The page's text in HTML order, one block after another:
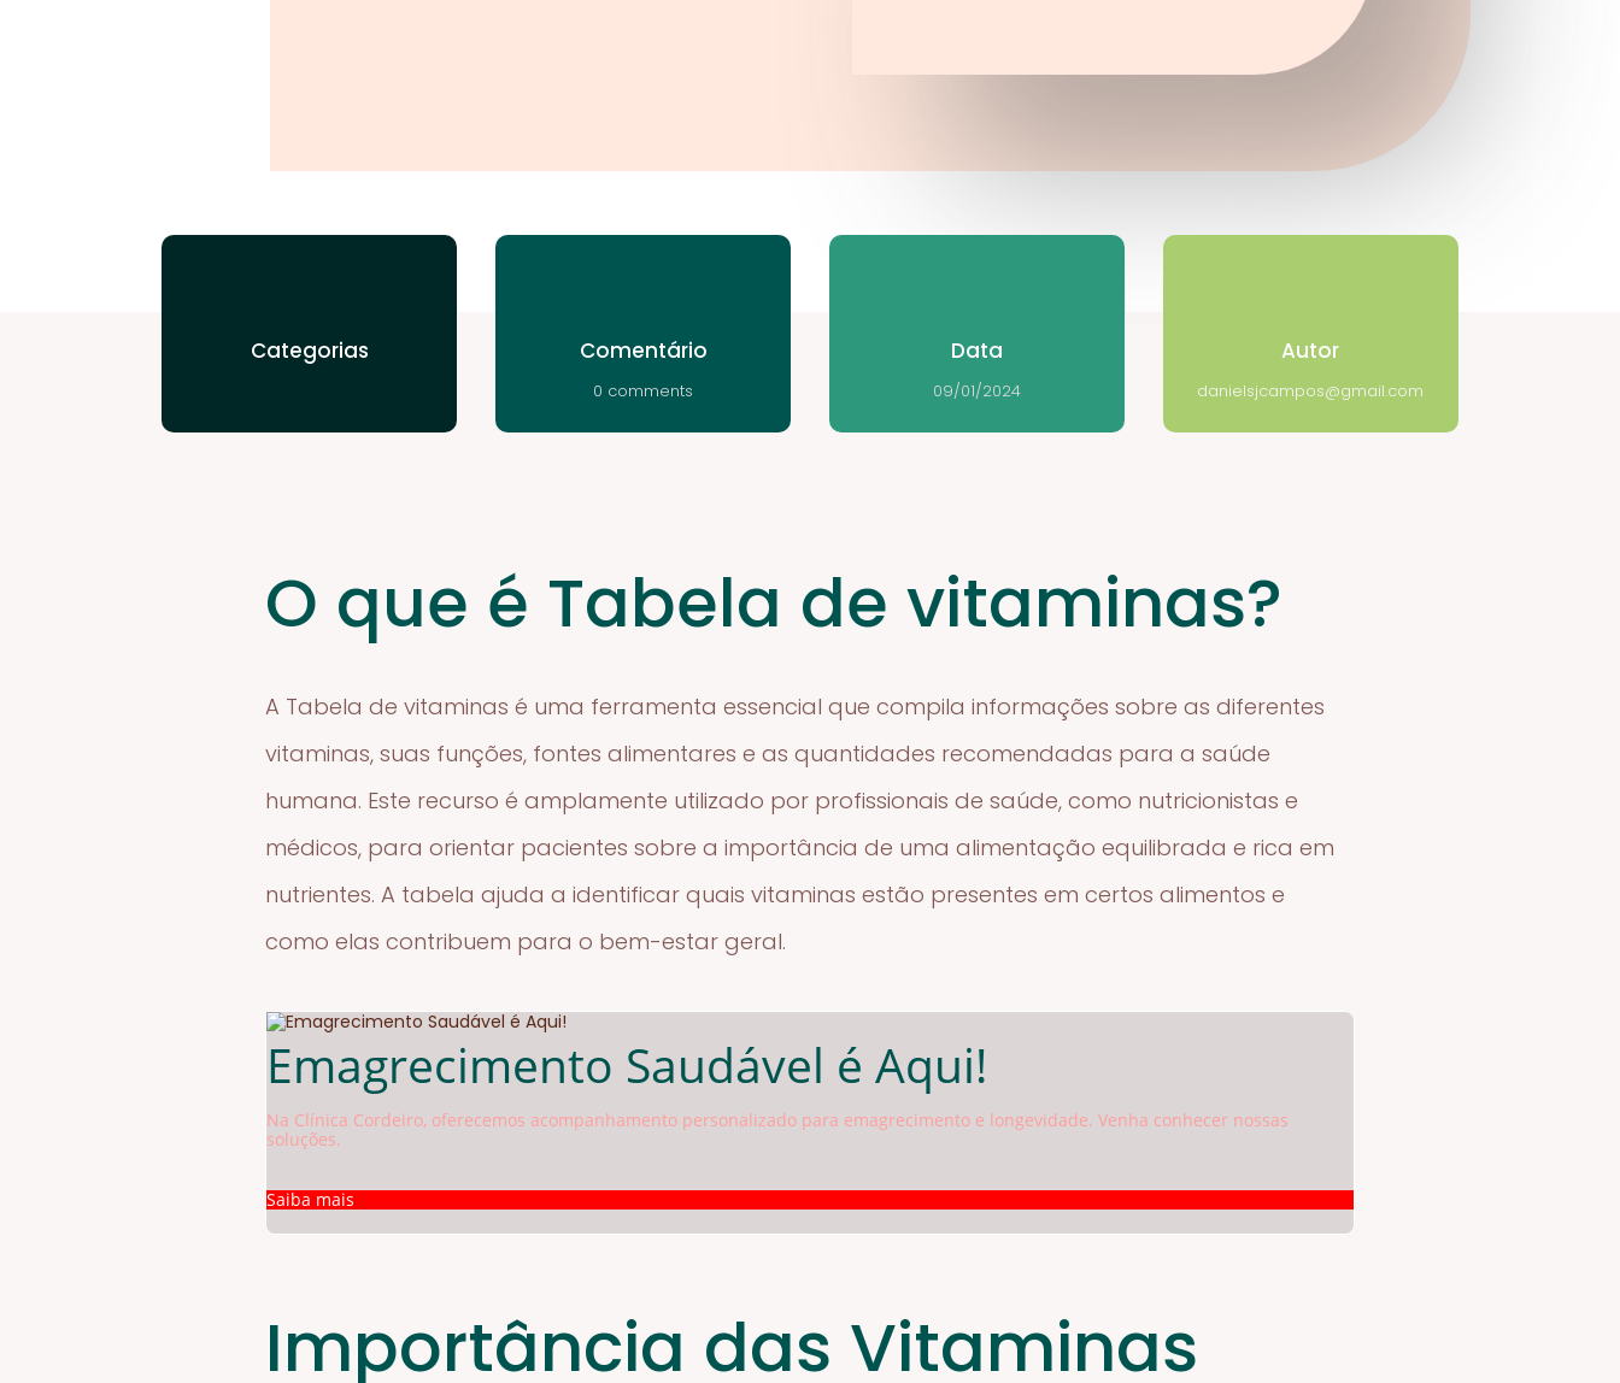
Categorias Comentário
0 comments
Data
09/01/2024
Autor
danielsjcampos@gmail.com
O que é Tabela de vitaminas?
A Tabela de vitaminas é uma ferramenta essencial que compila informações sobre as diferentes
vitaminas, suas funções, fontes alimentares e as quantidades recomendadas para a saúde
humana. Este recurso é amplamente utilizado por profissionais de saúde, como nutricionistas e
médicos, para orientar pacientes sobre a importância de uma alimentação equilibrada e rica em
nutrientes. A tabela ajuda a identificar quais vitaminas estão presentes em certos alimentos e
como elas contribuem para o bem-estar geral.
Emagrecimento Saudável é Aqui!
Na Clínica Cordeiro, oferecemos acompanhamento personalizado para emagrecimento e longevidade. Venha conhecer nossas
soluções.
Saiba mais
Importância das Vitaminas